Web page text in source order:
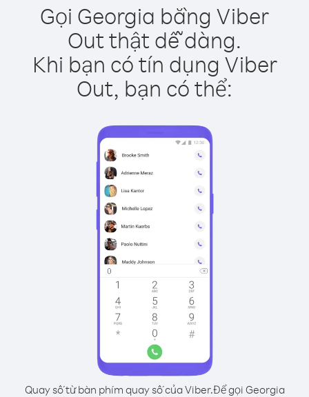
Gọi Georgia bằng Viber
Out thật dễ dàng.
Khi bạn có tín dụng Viber
Out, bạn có thể:
Quay số từ bàn phím quay số của Viber.Để gọi Georgia